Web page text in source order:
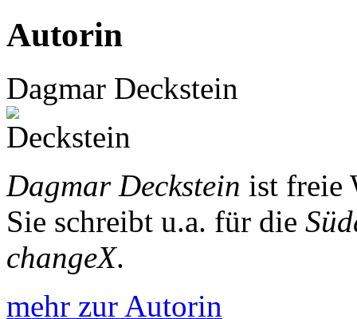
Autorin
Dagmar Deckstein
Dagmar Deckstein ist freie
Sie schreibt u.a. für die
changeX.
mehr zur Autorin